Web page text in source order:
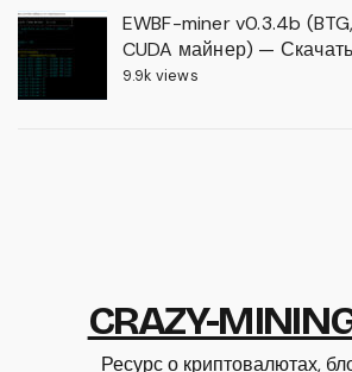
EWBF-miner v0.3.4b
CUDA майнер) —
9.9k views
CRAZY-
Ресурс о криптовалютах,